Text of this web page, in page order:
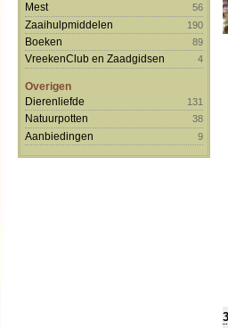
Mest 56
Zaaihulpmiddelen 190
Boeken 89
VreekenClub en Zaadgidsen 4
Overigen
Dierenliefde
131
Natuurpotten 38
Aanbiedingen 9